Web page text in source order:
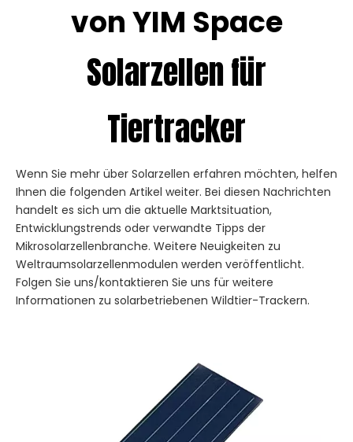
von YIM Space
Solarzellen für
Tiertracker
Wenn Sie mehr über Solarzellen erfahren möchten, helfen
Ihnen die folgenden Artikel weiter. Bei diesen Nachrichten
handelt es sich um die aktuelle Marktsituation,
Entwicklungstrends oder verwandte Tipps der
Mikrosolarzellenbranche. Weitere Neuigkeiten zu
Weltraumsolarzellenmodulen werden veröffentlicht.
Folgen Sie uns/kontaktieren Sie uns für weitere
Informationen zu solarbetriebenen Wildtier-Trackern.